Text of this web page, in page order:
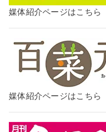
媒体紹介ページはこちら
媒体紹介ページはこちら